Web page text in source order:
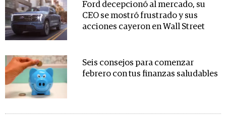
Ford decepcionó al mercado, su
CEO se mostró frustrado y sus
acciones cayeron en Wall Street
Seis consejos para comenzar
febrero con tus finanzas saludables